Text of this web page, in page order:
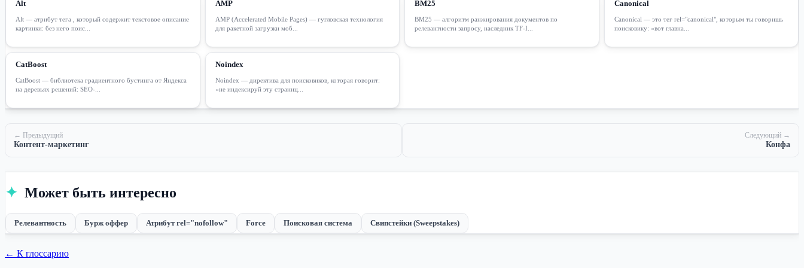
Alt
Alt — атрибут тега , который содержит текстовое описание
картинки: без него поис...
AMP
AMP (Accelerated Mobile Pages) — гугловская технология
для ракетной загрузки моб...
BM25
BM25 — алгоритм ранжирования документов по
релевантности запросу, наследник TF-I...
Canonical
Canonical — это тег rel="canonical", которым ты говоришь
поисковику: «вот главна...
CatBoost
CatBoost — библиотека градиентного бустинга от Яндекса
на деревьях решений: SEO-...
Noindex
Noindex — директива для поисковиков, которая говорит:
«не индексируй эту страниц...
← Предыдущий
Контент-маркетинг
Следующий →
Конфа
✦ Может быть интересно
Релевантность Бурж оффер Атрибут rel="nofollow" Force Поисковая система Свипстейки (Sweepstakes)
← К глоссарию